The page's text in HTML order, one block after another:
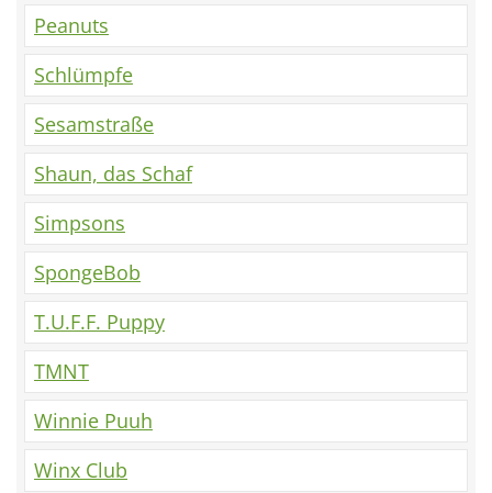
Peanuts
Schlümpfe
Sesamstraße
Shaun, das Schaf
Simpsons
SpongeBob
T.U.F.F. Puppy
TMNT
Winnie Puuh
Winx Club